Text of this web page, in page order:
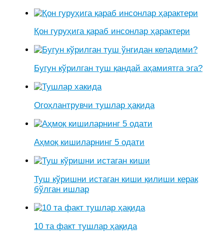
Қон гуруҳига қараб инсонлар ҳарактери
Бугун кўрилган туш қандай аҳамиятга эга?
Огоҳлантрувчи тушлар ҳақида
Аҳмоқ кишиларнинг 5 одати
Туш кўришни истаган киши қилиши керак
бўлган ишлар
10 та факт тушлар ҳақида